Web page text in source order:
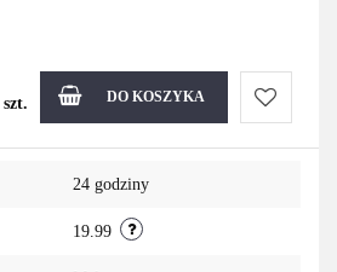
szt. DO KOSZYKA
Do
24 godziny
19.99